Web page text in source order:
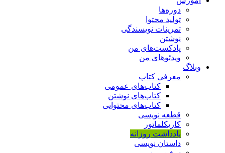
دوره‌ها
تولید محتوا
تمرینات نویسندگی
نوشتن
پادکست‌های من
ویدئوهای من
وبلاگ
معرفی کتاب
کتاب‌های عمومی
کتاب‌های نوشتن
کتاب‌های محتوایی
قطعه نویسی
کاریکلماتور
یادداشت روزانه
داستان نویسی